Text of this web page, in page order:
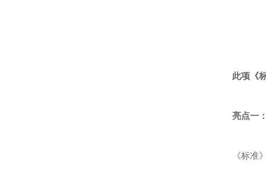
此项《
亮点一
《标准